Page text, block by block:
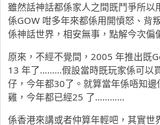
雖然話神話都係家人之間既鬥爭所以
係GOW 咁多年來都係用開憤怒、背
係神話世界，相安無事，點解今次偏
原來，不經不覺間，2005 年推出既
13 年了………假設當時既玩家係可以
仔，今年都30了。就算當年係唔知
雞，今年都已經25 了…………
係香港來講或者仲算年輕吧，其實世